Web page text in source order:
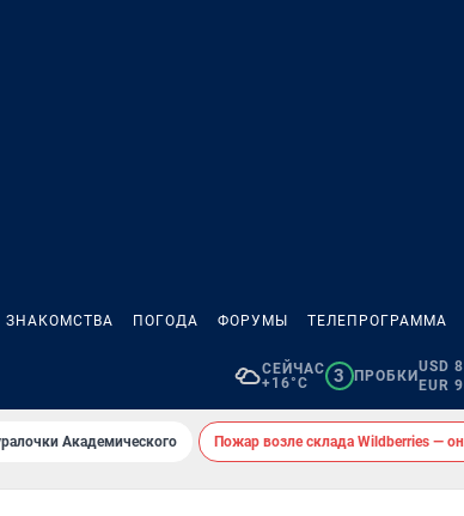
ЗНАКОМСТВА ПОГОДА ФОРУМЫ ТЕЛЕПРОГРАММА
СЕЙЧАС
+16°C
3 ПРОБКИ
USD
EUR
Академического Пожар возле склада Wildberries —